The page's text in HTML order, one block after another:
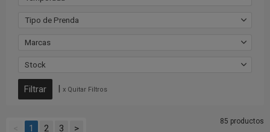
Tipo de Prenda
Marcas
Stock
| x Quitar Filtros
1 2 3 >
85 productos